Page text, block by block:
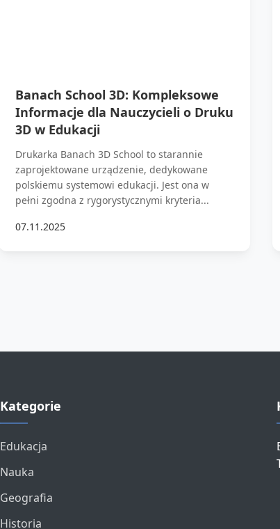
Banach School 3D: Kompleksowe
Informacje dla Nauczycieli o Druku
3D w Edukacji
Drukarka Banach 3D School to starannie
zaprojektowane urządzenie, dedykowane
polskiemu systemowi edukacji. Jest ona w
pełni zgodna z rygorystycznymi kryteria...
07.11.2025
Kategorie
Edukacja
Nauka
Geografia
Historia